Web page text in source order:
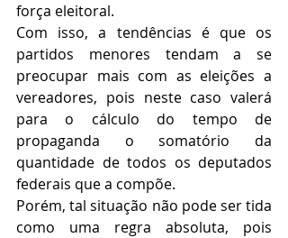
força eleitoral.
Com isso, a tendências é que os
partidos menores tendam a se
preocupar mais com as eleições a
vereadores, pois neste caso valerá
para o cálculo do tempo de
propaganda o somatório da
quantidade de todos os deputados
federais que a compõe.
Porém, tal situação não pode ser tida
como uma regra absoluta, pois